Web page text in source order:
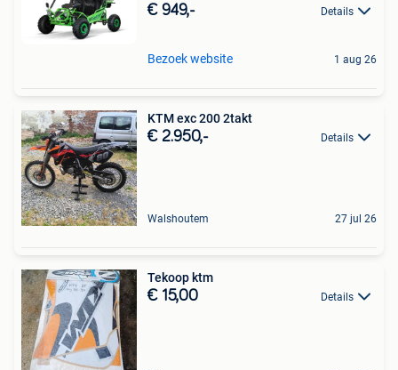
€ 949,- Details
Bezoek website 1 aug 26
KTM exc 200 2takt
€ 2.950,- Details
Walshoutem 27 jul 26
Tekoop ktm
€ 15,00 Details